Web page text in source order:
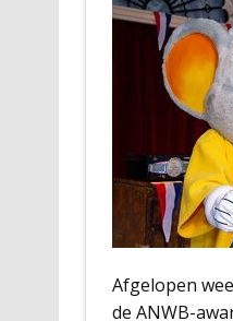
Afgelopen
de ANWB-